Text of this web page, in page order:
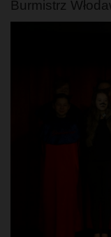
Burmistrz